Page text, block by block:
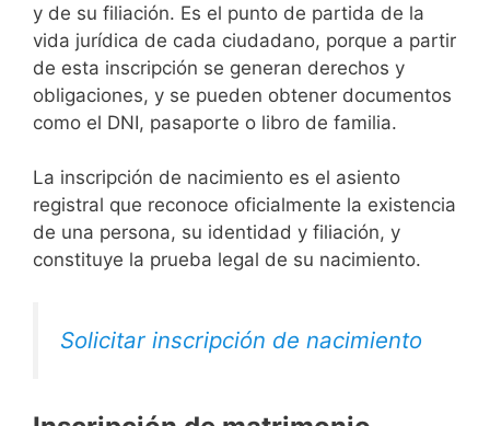
y de su filiación. Es el punto de partida de la
vida jurídica de cada ciudadano, porque a partir
de esta inscripción se generan derechos y
obligaciones, y se pueden obtener documentos
como el DNI, pasaporte o libro de familia.
La inscripción de nacimiento es el asiento
registral que reconoce oficialmente la existencia
de una persona, su identidad y filiación, y
constituye la prueba legal de su nacimiento.
Solicitar inscripción de nacimiento